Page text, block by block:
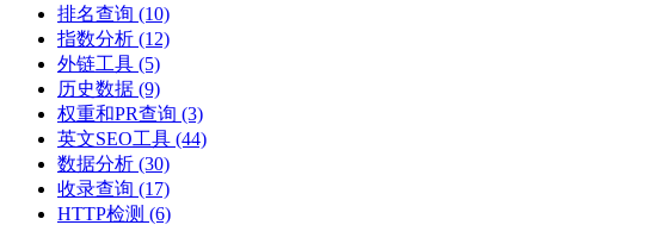
排名查询 (10)
指数分析 (12)
外链工具 (5)
历史数据 (9)
权重和PR查询 (3)
英文SEO工具 (44)
数据分析 (30)
收录查询 (17)
HTTP检测 (6)